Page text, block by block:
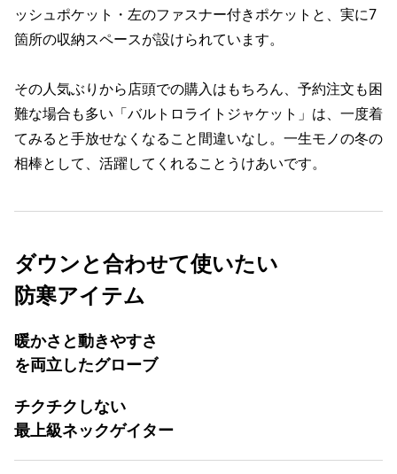
ッシュポケット・左のファスナー付きポケットと、実に7
箇所の収納スペースが設けられています。
その人気ぶりから店頭での購入はもちろん、予約注文も困
難な場合も多い「バルトロライトジャケット」は、一度着
てみると手放せなくなること間違いなし。一生モノの冬の
相棒として、活躍してくれることうけあいです。
ダウンと合わせて使いたい
防寒アイテム
暖かさと動きやすさ
を両立したグローブ
チクチクしない
最上級ネックゲイター